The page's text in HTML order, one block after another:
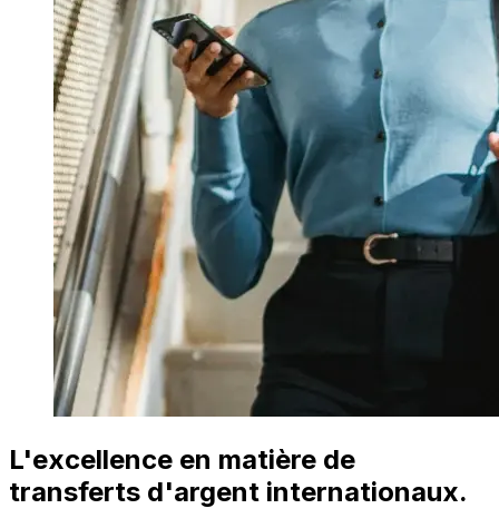
L'excellence en matière de
transferts d'argent internationaux.